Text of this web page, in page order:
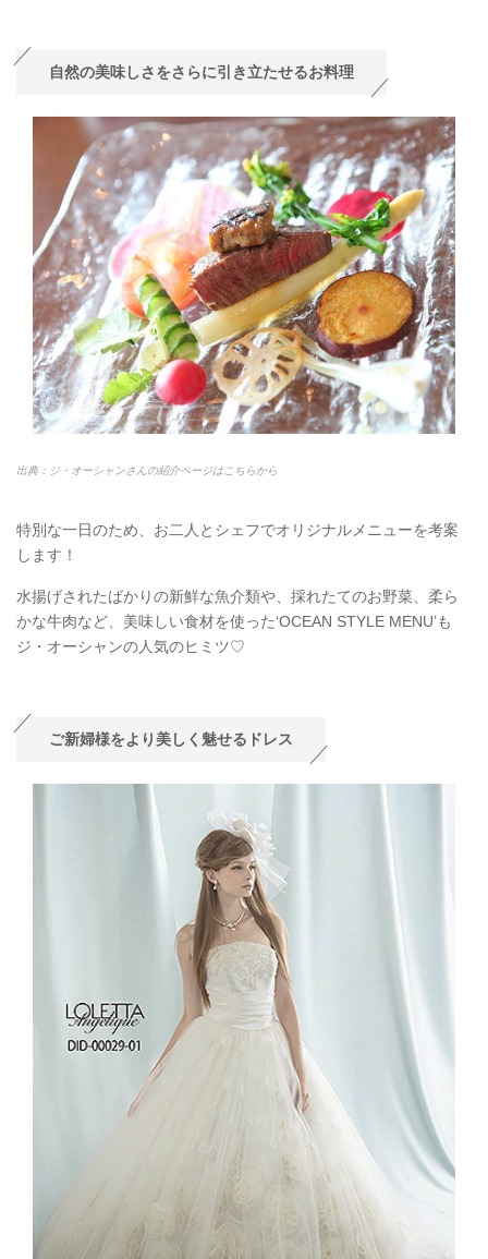
自然の美味しさをさらに引き立たせるお料理
出典：ジ・オーシャンさんの紹介ページはこちらから
特別な一日のため、お二人とシェフでオリジナルメニューを考案
します！
水揚げされたばかりの新鮮な魚介類や、採れたてのお野菜、柔ら
かな牛肉など、美味しい食材を使った‘OCEAN STYLE MENU’も
ジ・オーシャンの人気のヒミツ♡
ご新婦様をより美しく魅せるドレス